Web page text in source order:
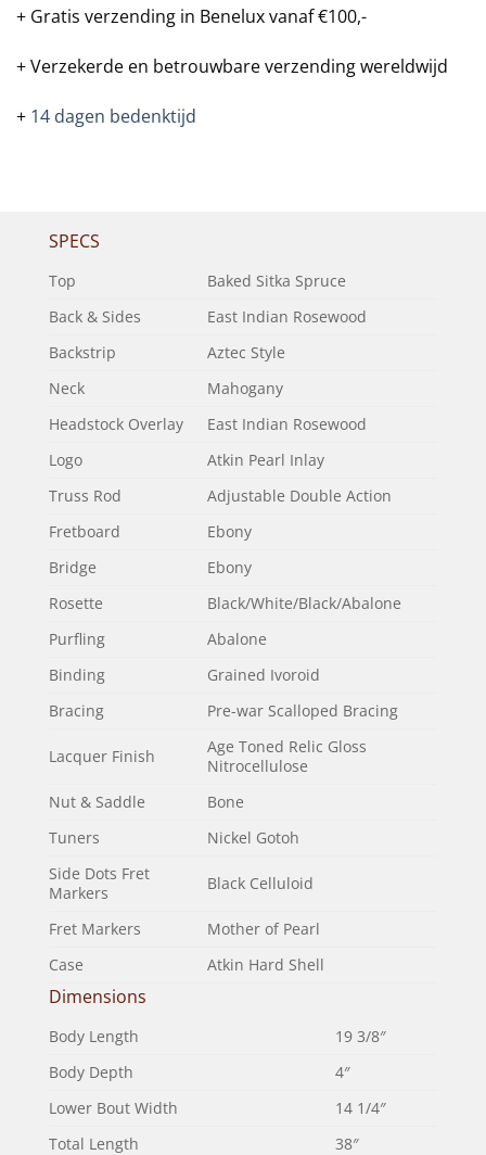
+ Gratis verzending in Benelux vanaf €100,-
+ Verzekerde en betrouwbare verzending wereldwijd
+ 14 dagen bedenktijd
SPECS
Top
Baked Sitka Spruce
Back & Sides
East Indian Rosewood
Backstrip
Aztec Style
Neck
Mahogany
Headstock Overlay
East Indian Rosewood
Logo
Atkin Pearl Inlay
Truss Rod
Adjustable Double Action
Fretboard
Ebony
Bridge
Ebony
Rosette
Black/White/Black/Abalone
Purfling
Abalone
Binding
Grained Ivoroid
Bracing
Pre-war Scalloped Bracing
Lacquer Finish
Age Toned Relic Gloss
Nitrocellulose
Nut & Saddle
Bone
Tuners
Nickel Gotoh
Side Dots Fret
Markers
Black Celluloid
Fret Markers
Mother of Pearl
Case
Atkin Hard Shell
Dimensions
Body Length
19 3/8″
Body Depth
4″
Lower Bout Width
14 1/4″
Total Length
38″